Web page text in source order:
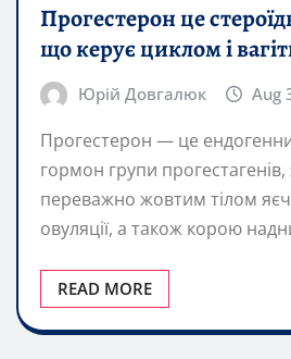
Прогестерон це
що керує циклом і
Юрій Довгалюк Aug
Прогестерон — це
гормон групи
переважно жовтим тілом
овуляції, а також корою
READ MORE